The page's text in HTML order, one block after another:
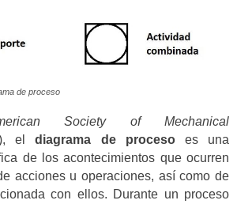
de proceso
Society of Mechanical
eldiagrama de procesoes una
de los acontecimientos que ocurren
acciones u operaciones, así como de
con ellos. Durante un proceso